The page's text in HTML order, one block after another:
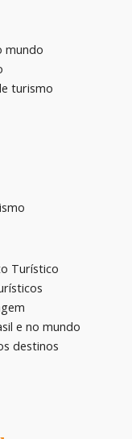
mundo
turismo
Turístico
e no mundo
destinos